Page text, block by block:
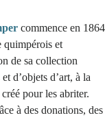
commence en 1864
quimpérois et
de sa collection
d’objets d’art, à la
pour les abriter.
à des donations, des